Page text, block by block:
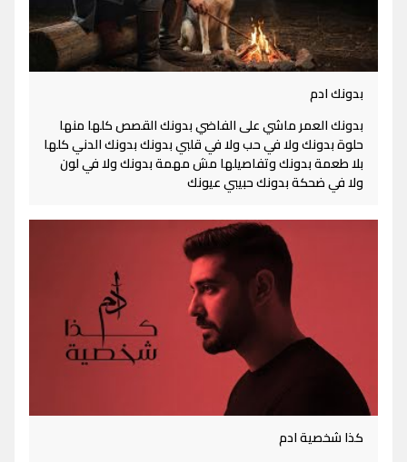
بدونك ادم
بدونك العمر ماشي على الفاضي بدونك القصص كلها منها
حلوة بدونك ولا في حب ولا في قلبي بدونك بدونك الدني كلها
بلا طعمة بدونك وتفاصيلها مش مهمة بدونك ولا في لون
ولا في ضحكة بدونك حبيبي عيونك
كذا شخصية ادم